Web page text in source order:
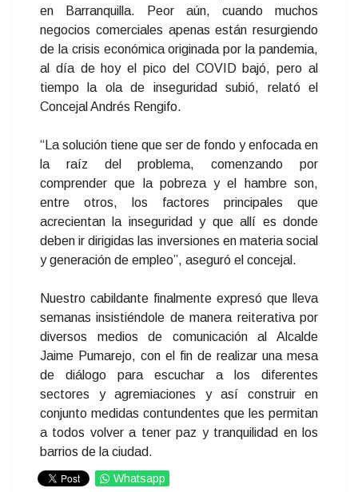
en Barranquilla. Peor aún, cuando muchos
negocios comerciales apenas están resurgiendo
de la crisis económica originada por la pandemia,
al día de hoy el pico del COVID bajó, pero al
tiempo la ola de inseguridad subió, relató el
Concejal Andrés Rengifo.
“La solución tiene que ser de fondo y enfocada en
la raíz del problema, comenzando por
comprender que la pobreza y el hambre son,
entre otros, los factores principales que
acrecientan la inseguridad y que allí es donde
deben ir dirigidas las inversiones en materia social
y generación de empleo”, aseguró el concejal.
Nuestro cabildante finalmente expresó que lleva
semanas insistiéndole de manera reiterativa por
diversos medios de comunicación al Alcalde
Jaime Pumarejo, con el fin de realizar una mesa
de diálogo para escuchar a los diferentes
sectores y agremiaciones y así construir en
conjunto medidas contundentes que les permitan
a todos volver a tener paz y tranquilidad en los
barrios de la ciudad.
Whatsapp